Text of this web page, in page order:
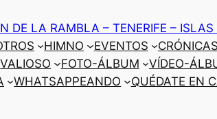
DE LA RAMBLA – TENERIFE –
HIMNO EVENTOS CRÓNICAS
VALIOSO FOTO-ÁLBUM VÍDEO-
WHATSAPPEANDO QUÉDATE EN